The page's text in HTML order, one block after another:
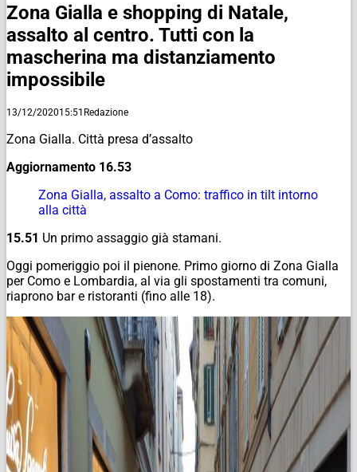
Zona Gialla e shopping di Natale,
assalto al centro. Tutti con la
mascherina ma distanziamento
impossibile
13/12/202015:51 Redazione
Zona Gialla. Città presa d’assalto
Aggiornamento 16.53
Zona Gialla, assalto a Como: traffico in tilt intorno
alla città
15.51 Un primo assaggio già stamani.
Oggi pomeriggio poi il pienone. Primo giorno di Zona Gialla
per Como e Lombardia, al via gli spostamenti tra comuni,
riaprono bar e ristoranti (fino alle 18).